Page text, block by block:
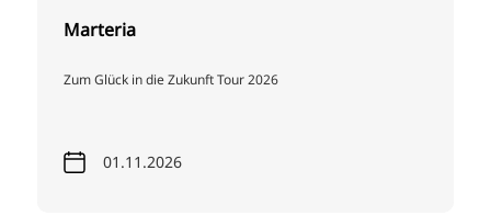
Marteria
Zum Glück in die Zukunft Tour 2026
01.11.2026